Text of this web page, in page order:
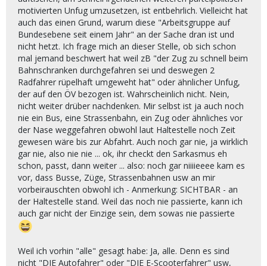
motivierten Unfug umzusetzen, ist entbehrlich. Vielleicht hat
auch das einen Grund, warum diese "Arbeitsgruppe auf
Bundesebene seit einem Jahr" an der Sache dran ist und
nicht hetzt. Ich frage mich an dieser Stelle, ob sich schon
mal jemand beschwert hat weil zB "der Zug zu schnell beim
Bahnschranken durchgefahren sei und deswegen 2
Radfahrer rüpelhaft umgeweht hat" oder ähnlicher Unfug,
der auf den ÖV bezogen ist. Wahrscheinlich nicht. Nein,
nicht weiter drüber nachdenken. Mir selbst ist ja auch noch
nie ein Bus, eine Strassenbahn, ein Zug oder ähnliches vor
der Nase weggefahren obwohl laut Haltestelle noch Zeit
gewesen wäre bis zur Abfahrt. Auch noch gar nie, ja wirklich
gar nie, also nie nie ... ok, ihr checkt den Sarkasmus eh
schon, passt, dann weiter ... also: noch gar niiiieeee kam es
vor, dass Busse, Züge, Strassenbahnen usw an mir
vorbeirauschten obwohl ich - Anmerkung: SICHTBAR - an
der Haltestelle stand. Weil das noch nie passierte, kann ich
auch gar nicht der Einzige sein, dem sowas nie passierte
Weil ich vorhin "alle" gesagt habe: Ja, alle. Denn es sind
nicht "DIE Autofahrer" oder "DIE E-Scooterfahrer" usw,